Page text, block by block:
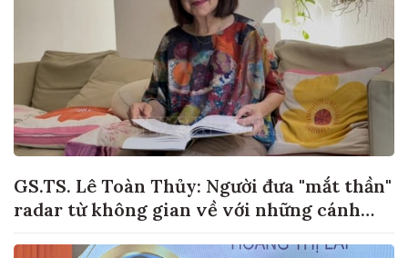
GS.TS. Lê Toàn Thủy: Người đưa "mắt thần"
radar từ không gian về với những cánh